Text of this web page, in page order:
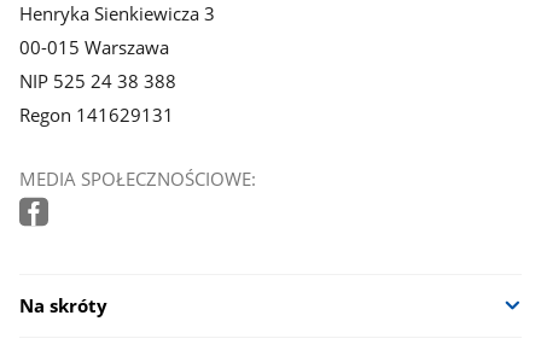
Henryka Sienkiewicza 3
00-015 Warszawa
NIP 525 24 38 388
Regon 141629131
MEDIA SPOŁECZNOŚCIOWE:
Na skróty